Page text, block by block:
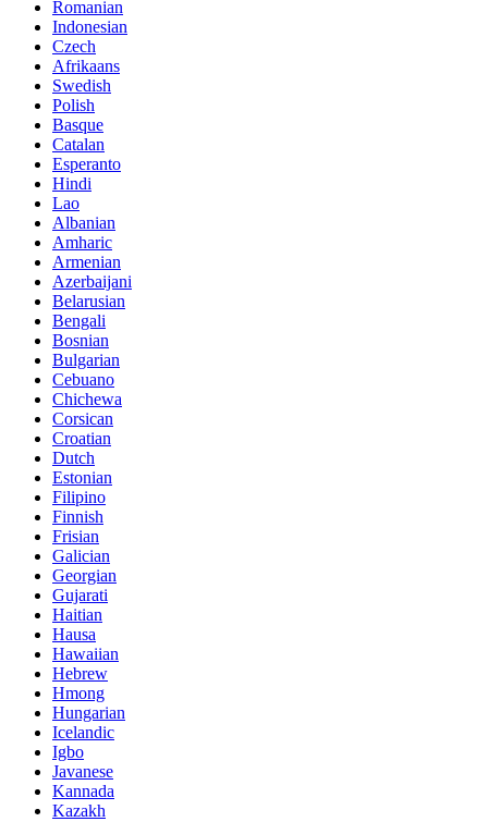
Romanian
Indonesian
Czech
Afrikaans
Swedish
Polish
Basque
Catalan
Esperanto
Hindi
Lao
Albanian
Amharic
Armenian
Azerbaijani
Belarusian
Bengali
Bosnian
Bulgarian
Cebuano
Chichewa
Corsican
Croatian
Dutch
Estonian
Filipino
Finnish
Frisian
Galician
Georgian
Gujarati
Haitian
Hausa
Hawaiian
Hebrew
Hmong
Hungarian
Icelandic
Igbo
Javanese
Kannada
Kazakh